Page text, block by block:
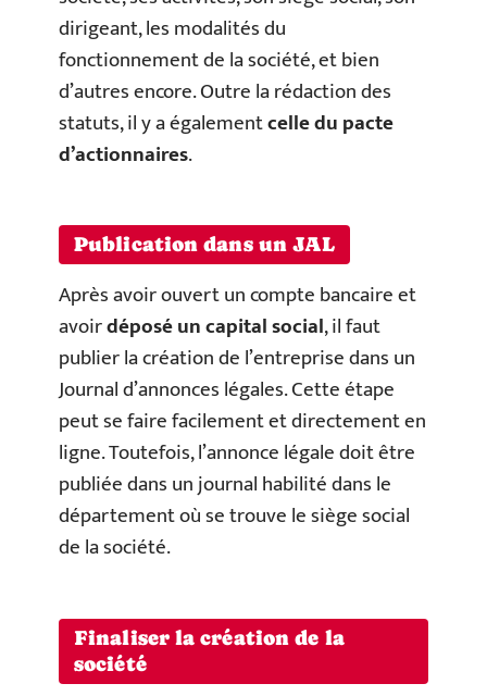
dirigeant, les modalités du
fonctionnement de la société, et bien
d’autres encore. Outre la rédaction des
statuts, il y a égalementcelle du pacte
d’actionnaires.
Publication dans un JAL
Après avoir ouvert un compte bancaire et
avoirdéposé un capital social, il faut
publier la création de l’entreprise dans un
Journal d’annonces légales. Cette étape
peut se faire facilement et directement en
ligne. Toutefois, l’annonce légale doit être
publiée dans un journal habilité dans le
département où se trouve le siège social
de la société.
Finaliser la création de la
société